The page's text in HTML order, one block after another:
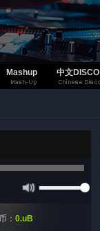
Mashup 中文DISCO
： 0.uB